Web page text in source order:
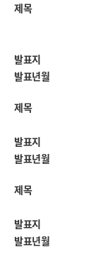
제목
발표지
발표년월
제목
발표지
발표년월
제목
발표지
발표년월